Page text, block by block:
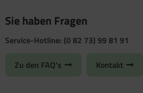
Sie haben Fragen
Service-Hotline: (0 82 73) 99 81 91
Zu den FAQ's Kontakt